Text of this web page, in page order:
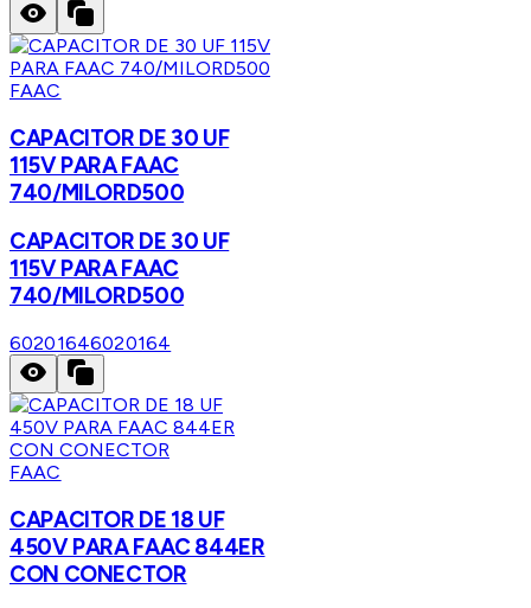
FAAC
CAPACITOR DE 30 UF
115V PARA FAAC
740/MILORD500
CAPACITOR DE 30 UF
115V PARA FAAC
740/MILORD500
60201646020164
FAAC
CAPACITOR DE 18 UF
450V PARA FAAC 844ER
CON CONECTOR